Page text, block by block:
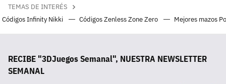
TEMAS DE INTERÉS
Códigos Infinity Nikki
Códigos Zenless Zone Zero Mejores mazos
RECIBE "3DJuegos Semanal", NUESTRA NEWSLETTER
SEMANAL